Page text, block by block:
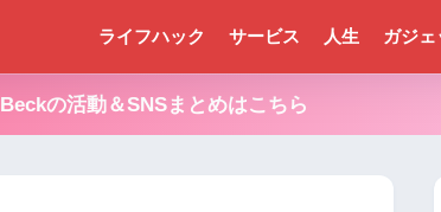
ライフハック サービス 人生 ガジェ
Beckの活動＆SNSまとめはこちら